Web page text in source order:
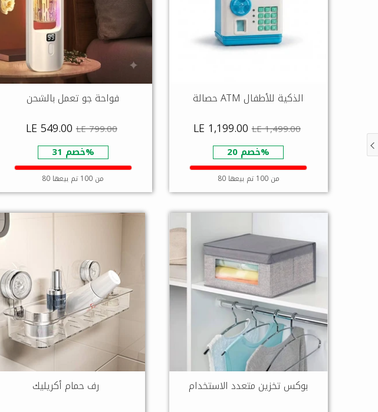
حصالة ATM الذكية للأطفال
LE 1,199.00 LE 1,499.00
خصم 20%
80 من 100 تم بيعها
فواحة جو تعمل بالشحن
LE 549.00 LE 799.00
خصم 31%
80 من 100 تم بيعها
بوكس تخزين متعدد الاستخدام رف حمام أكريليك